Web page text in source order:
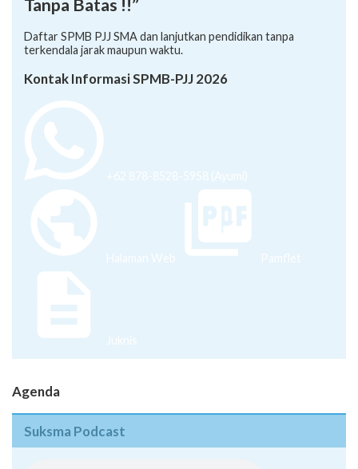
Tanpa Batas !!”
Daftar SPMB PJJ SMA dan lanjutkan pendidikan tanpa
terkendala jarak maupun waktu.
Kontak Informasi SPMB-PJJ 2026
+62 878-8528-5958 (Ayumi)
Halaman Web Pamflet
Juknis
Agenda
Suksma Podcast